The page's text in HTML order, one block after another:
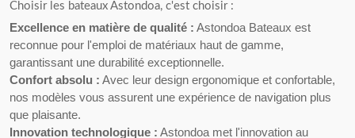
Choisir les bateaux Astondoa, c'est choisir :
Excellence en matière de qualité : Astondoa Bateaux est
reconnue pour l'emploi de matériaux haut de gamme,
garantissant une durabilité exceptionnelle.
Confort absolu : Avec leur design ergonomique et confortable,
nos modèles vous assurent une expérience de navigation plus
que plaisante.
Innovation technologique : Astondoa met l'innovation au